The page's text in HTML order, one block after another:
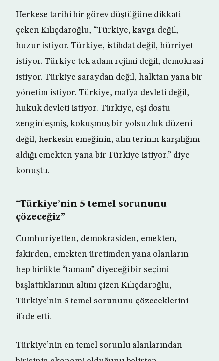
Herkese tarihi bir görev düştüğüne dikkati
çeken Kılıçdaroğlu, “Türkiye, kavga değil,
huzur istiyor. Türkiye, istibdat değil, hürriyet
istiyor. Türkiye tek adam rejimi değil, demokrasi
istiyor. Türkiye saraydan değil, halktan yana bir
yönetim istiyor. Türkiye, mafya devleti değil,
hukuk devleti istiyor. Türkiye, eşi dostu
zenginleşmiş, kokuşmuş bir yolsuzluk düzeni
değil, herkesin emeğinin, alın terinin karşılığını
aldığı emekten yana bir Türkiye istiyor.” diye
konuştu.
“Türkiye’nin 5 temel sorununu
çözeceğiz”
Cumhuriyetten, demokrasiden, emekten,
fakirden, emekten üretimden yana olanların
hep birlikte “tamam” diyeceği bir seçimi
başlattıklarının altını çizen Kılıçdaroğlu,
Türkiye’nin 5 temel sorununu çözeceklerini
ifade etti.
Türkiye’nin en temel sorunlu alanlarından